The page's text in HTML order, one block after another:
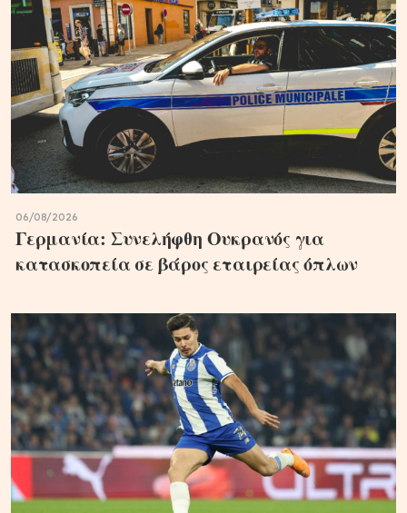
06/08/2026
Γερμανία: Συνελήφθη Ουκρανός για
κατασκοπεία σε βάρος εταιρείας όπλων